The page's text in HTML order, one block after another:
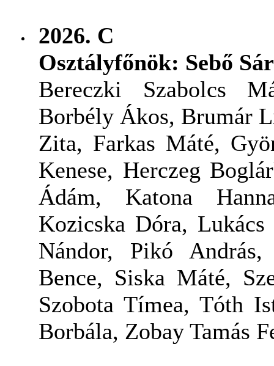
2026. C
Osztályfőnök: Sebő
Bereczki Szabolcs
Borbély Ákos, Brumár
Zita, Farkas Máté,
Kenese, Herczeg
Ádám, Katona
Kozicska Dóra,
Nándor, Pikó
Bence, Siska Máté,
Szobota Tímea, Tóth
Borbála, Zobay Tamás